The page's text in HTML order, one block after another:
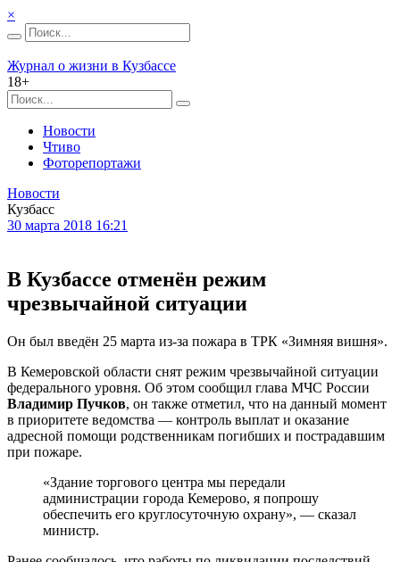
×
Журнал о жизни в Кузбассе
18+
Новости
Чтиво
Фоторепортажи
Новости
Кузбасс
30 марта 2018 16:21
В Кузбассе отменён режим
чрезвычайной ситуации
Он был введён 25 марта из-за пожара в ТРК «Зимняя вишня».
В Кемеровской области снят режим чрезвычайной ситуации
федерального уровня. Об этом сообщил глава МЧС России
Владимир Пучков, он также отметил, что на данный момент
в приоритете ведомства — контроль выплат и оказание
адресной помощи родственникам погибших и пострадавшим
при пожаре.
«Здание торгового центра мы передали
администрации города Кемерово, я попрошу
обеспечить его круглосуточную охрану», — сказал
министр.